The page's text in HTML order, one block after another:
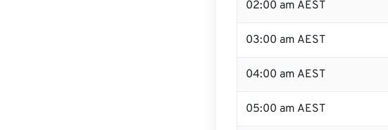
02:00 am AEST
03:00 am AEST
04:00 am AEST
05:00 am AEST